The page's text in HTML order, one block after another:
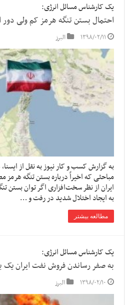
یک کارشناس مسائل انرژی:
احتمال بستن تنگه هرمز کم ولی
۱۳۹۸/۰۲/۱۱ البرز
به گزارش کسب و کار نیوز به نقل از ایسنا،
مباحثی که اخیراً درباره بستن تنگه
ایران از نظر سخت‌افزاری اگر توان بستن
به ایجاد اختلال شدید در رفت و …
مطالعه بیشتر
یک کارشناس مسائل انرژی:
به صفر رساندن فروش نفت ایران
۱۳۹۸/۰۲/۱۰ البرز